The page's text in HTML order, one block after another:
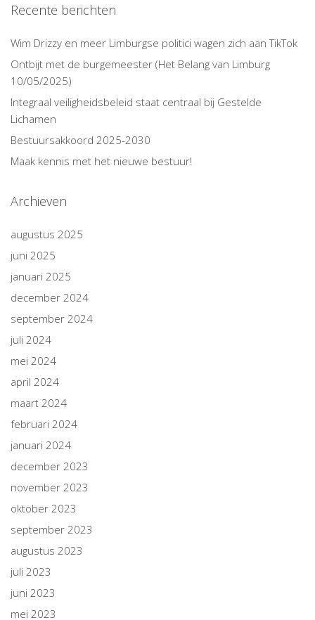
Recente berichten
Wim Drizzy en meer Limburgse politici wagen zich aan TikTok
Ontbijt met de burgemeester (Het Belang van Limburg
10/05/2025)
Integraal veiligheidsbeleid staat centraal bij Gestelde
Lichamen
Bestuursakkoord 2025-2030
Maak kennis met het nieuwe bestuur!
Archieven
augustus 2025
juni 2025
januari 2025
december 2024
september 2024
juli 2024
mei 2024
april 2024
maart 2024
februari 2024
januari 2024
december 2023
november 2023
oktober 2023
september 2023
augustus 2023
juli 2023
juni 2023
mei 2023